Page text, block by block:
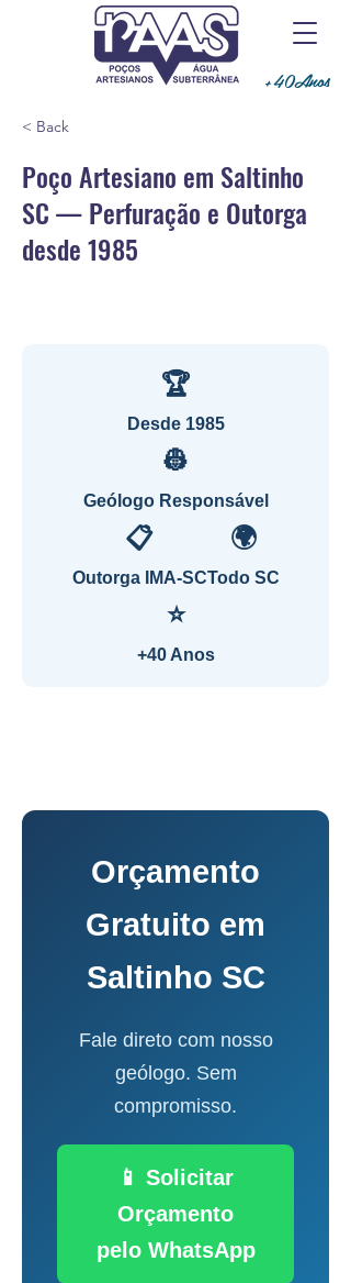
+40Anos
< Back
Poço Artesiano em Saltinho
SC — Perfuração e Outorga
desde 1985
🏆
Desde 1985
👷
Geólogo Responsável
📋
Outorga IMA-SC
🌍
Todo SC
⭐
+40 Anos
Orçamento
Gratuito em
Saltinho SC
Fale direto com nosso
geólogo. Sem
compromisso.
📱 Solicitar
Orçamento
pelo WhatsApp